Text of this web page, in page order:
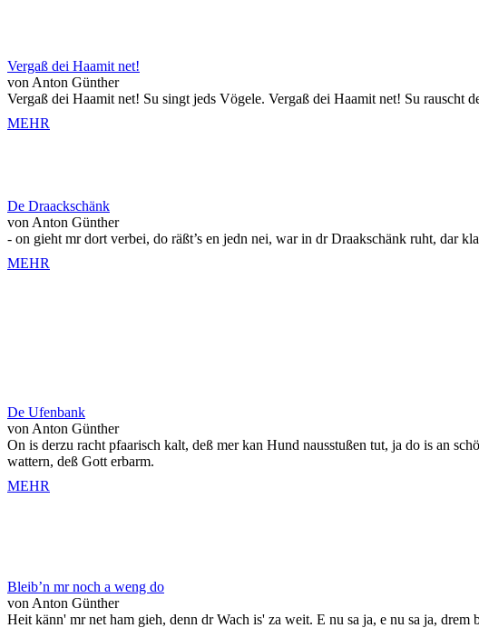
Vergaß dei Haamit net!
von Anton Günther
Vergaß dei Haamit net! Su singt jeds Vögele. Vergaß dei Haamit net! Su
MEHR
De Draackschänk
von Anton Günther
- on gieht mr dort verbei, do räßt’s en jedn nei, war in dr Draakschänk ruht, dar
MEHR
De Ufenbank
von Anton Günther
On is derzu racht pfaarisch kalt, deß mer kan Hund nausstußen tut, ja do is an
wattern, deß Gott erbarm.
MEHR
Bleib’n mr noch a weng do
von Anton Günther
Heit känn' mr net ham gieh, denn dr Wach is' za weit. E nu sa ja, e nu sa ja, drem